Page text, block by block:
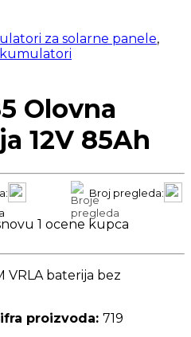
za solarne panele,
Olovna
12V 85Ah
Broj pregleda:
1 ocene kupca
VRLA baterija bez
proizvoda: 719